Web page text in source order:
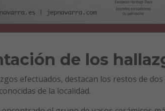
de los
efectuados, destacan los restos de
de la localidad.